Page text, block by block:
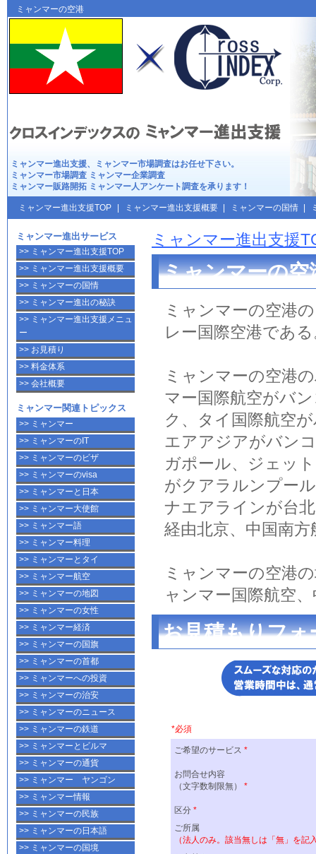
ミャンマーの空港
ミャンマー進出支援、 ミャンマー市場調査はお任せ下さい。
ミャンマー市場調査 ミャンマー企業調査
ミャンマー販路開拓 ミャンマー人アンケート調査を承ります！
ミャンマー進出支援は
ミャンマー進出支援
ミャンマーの空
ミャンマーの空港
レー国際空港であ
ミャンマーの空港の
マー国際航空がバ
ク、タイ国際航空
エアアジアがバン
ガポール、ジェッ
がクアラルンプー
ナエアラインが台
経由北京、中国南
ミャンマーの空港
ャンマー国際航空
お見積もりフォ
ミャンマー進出サービス
>> ミャンマー進出支援TOP
>> ミャンマー進出支援概要
>> ミャンマーの国情
>> ミャンマー進出の秘訣
>> ミャンマー進出支援メニュ
ー
>> お見積り
>> 料金体系
>> 会社概要
ミャンマー関連トピックス
>> ミャンマー
>> ミャンマーのIT
>> ミャンマーのビザ
>> ミャンマーのvisa
>> ミャンマーと日本
>> ミャンマー大使館
>> ミャンマー語
>> ミャンマー料理
>> ミャンマーとタイ
>> ミャンマー航空
>> ミャンマーの地図
>> ミャンマーの女性
>> ミャンマー経済
>> ミャンマーの国旗
>> ミャンマーの首都
>> ミャンマーへの投資
>> ミャンマーの治安
>> ミャンマーのニュース
>> ミャンマーの鉄道
>> ミャンマーとビルマ
>> ミャンマーの通貨
>> ミャンマー ヤンゴン
>> ミャンマー情報
>> ミャンマーの民族
>> ミャンマーの日本語
>> ミャンマーの国境
ミャンマー進出支援TOP ミャンマー進出支援概要 ミャンマーの国情